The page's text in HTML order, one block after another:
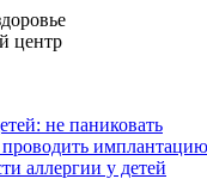
центр
не паниковать
имплантацию
аллергии у детей